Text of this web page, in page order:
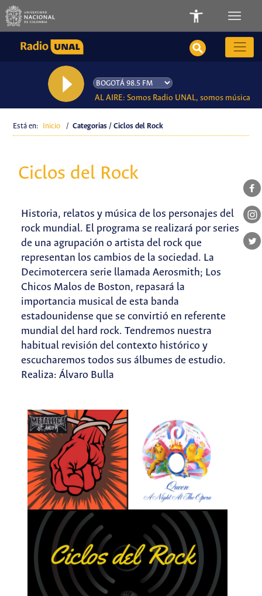
AL AIRE: Somos Radio UNAL, somos música
Está en: Inicio / Categorias / Ciclos del Rock
Ciclos del Rock
Historia, relatos y música de los personajes del
rock mundial. El programa se realizará por series
de una agrupación o artista del rock que
representan los cambios de la sociedad. La
Decimotercera serie llamada Aerosmith; Los
Chicos Malos de Boston, repasará la
importancia musical de esta banda
estadounidense que se convirtió en referente
mundial del hard rock. Tendremos nuestra
habitual revisión del contexto histórico y
escucharemos todos sus álbumes de estudio.
Realiza: Álvaro Bulla